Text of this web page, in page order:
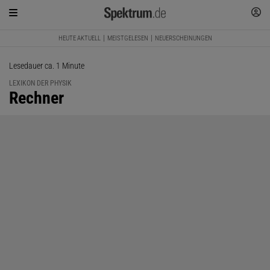
HEUTE AKTUELL MEISTGELESEN NEUERSCHEINUNGEN
Lesedauer ca. 1 Minute
LEXIKON DER PHYSIK
:
Rechner